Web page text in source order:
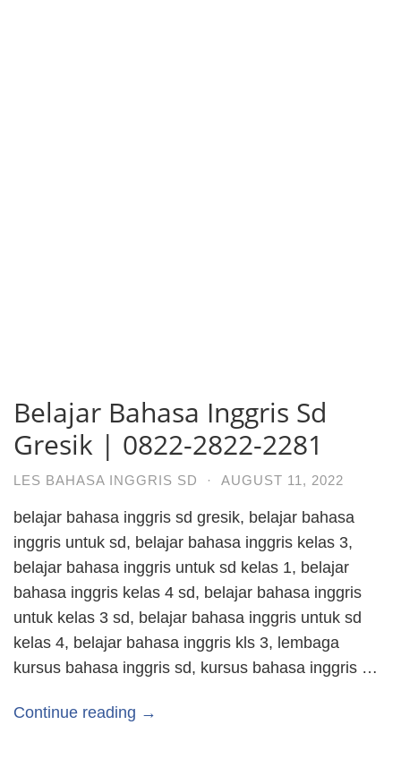
Belajar Bahasa Inggris Sd
Gresik | 0822-2822-2281
LES BAHASA INGGRIS SD · AUGUST 11, 2022
belajar bahasa inggris sd gresik, belajar bahasa
inggris untuk sd, belajar bahasa inggris kelas 3,
belajar bahasa inggris untuk sd kelas 1, belajar
bahasa inggris kelas 4 sd, belajar bahasa inggris
untuk kelas 3 sd, belajar bahasa inggris untuk sd
kelas 4, belajar bahasa inggris kls 3, lembaga
kursus bahasa inggris sd, kursus bahasa inggris …
Continue reading →